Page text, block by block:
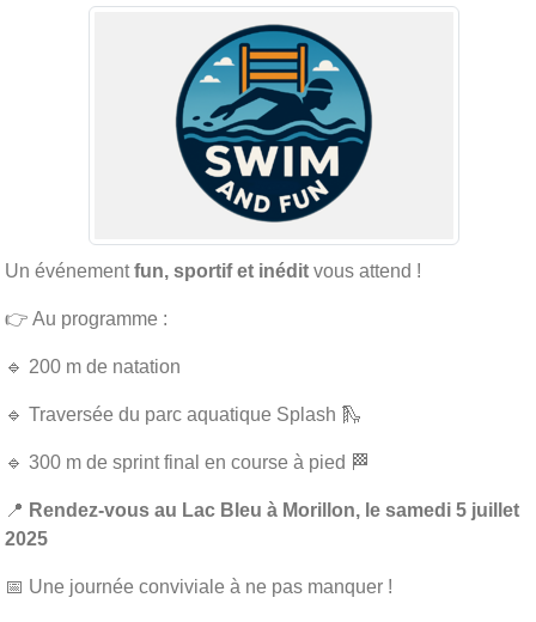
Un événementfun, sportif et inédit vous attend !
👉 Au programme :
🔹 200 m de natation
🔹 Traversée du parc aquatique Splash 🛝
🔹 300 m de sprint final en course à pied 🏁
📍 Rendez-vous au Lac Bleu à Morillon, le samedi 5 juillet
2025
📅 Une journée conviviale à ne pas manquer !